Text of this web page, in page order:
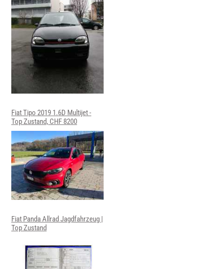
Fiat Tipo 2019 1.6D Multijet -
Top Zustand, CHF 8200
Fiat Panda Allrad Jagdfahrzeug |
Top Zustand